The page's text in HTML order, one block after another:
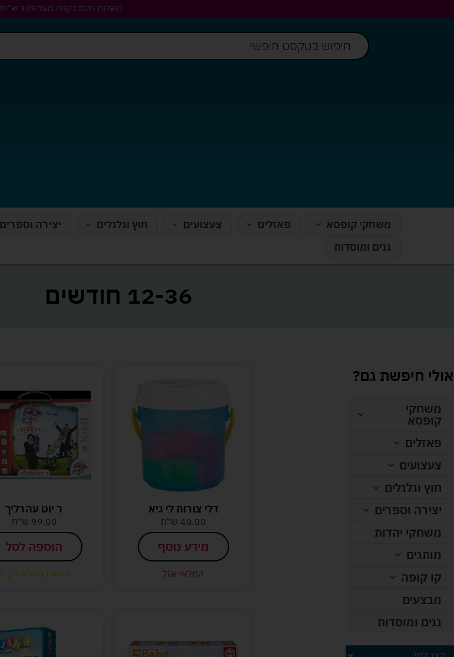
משלוח חינם בקניה מעל 329 ש"ח!!
משחקי קופסא פאזלים צעצועים חוץ וגלגלים יצירה וספרים
גנים ומוסדות
12-36 חודשים
אולי חיפשת גם?
משחקי
קופסא
פאזלים
צעצועים
חוץ וגלגלים
יצירה וספרים
משחקי יהדות
מותגים
קו קופה
מבצעים
גנים ומוסדות
דלי צורות לי גיא
40.00 ש"ח
מידע נוסף
המלאי אזל
ר יוט עהרליך
99.00 ש"ח
הוספה לסל
נשארו במלאי רק 2